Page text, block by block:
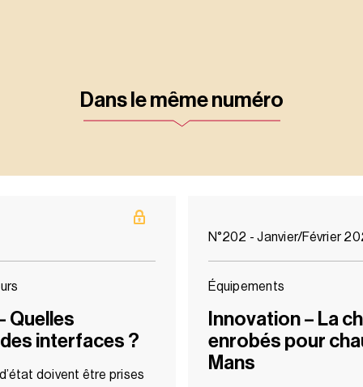
Dans le même numéro
Quelles
interfaces ?
doivent être prises
N°202 - Janvier/Février
Équipements
Innovation – La
enrobés pour
Mans